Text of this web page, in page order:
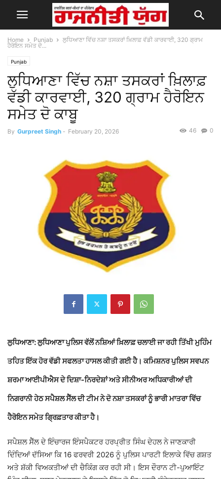
Home Punjab
ਲੁਧਿਆਣਾ ਵਿੱਚ ਨਸ਼ਾ ਤਸਕਰਾਂ ਖ਼ਿਲਾਫ਼ ਵੱਡੀ ਕਾਰਵਾਈ, 320 ਗ੍ਰਾਮ
ਹੈਰੋਇਨ ਸਮੇਤ ਦੋ...
Punjab
ਲੁਧਿਆਣਾ ਵਿੱਚ ਨਸ਼ਾ ਤਸਕਰਾਂ ਖ਼ਿਲਾਫ਼
ਵੱਡੀ ਕਾਰਵਾਈ, 320 ਗ੍ਰਾਮ ਹੈਰੋਇਨ
ਸਮੇਤ ਦੋ ਕਾਬੂ
By Gurpreet Singh - February 20, 2026 0
46
ਲੁਧਿਆਣਾ:ਲੁਧਿਆਣਾ ਪੁਲਿਸਵੱਲੋਂ ਨਸ਼ਿਆਂ ਖ਼ਿਲਾਫ਼ ਚਲਾਈ ਜਾ ਰਹੀ ਤਿੱਖੀ ਮੁਹਿੰਮ
ਤਹਿਤ ਇੱਕ ਹੋਰ ਵੱਡੀ ਸਫਲਤਾ ਹਾਸਲ ਕੀਤੀ ਗਈ ਹੈ। ਕਮਿਸ਼ਨਰ ਪੁਲਿਸਸਵਪਨ
ਸ਼ਰਮਾ ਆਈਪੀਐਸ ਦੇ ਦਿਸ਼ਾ-ਨਿਰਦੇਸ਼ਾਂ ਅਤੇ ਸੀਨੀਅਰ ਅਧਿਕਾਰੀਆਂ ਦੀ
ਨਿਗਰਾਨੀ ਹੇਠ ਸਪੈਸ਼ਲ ਸੈੱਲ ਦੀ ਟੀਮ ਨੇ ਦੋ ਨਸ਼ਾ ਤਸਕਰਾਂ ਨੂੰ ਭਾਰੀ ਮਾਤਰਾ ਵਿੱਚ
ਹੈਰੋਇਨ ਸਮੇਤ ਗ੍ਰਿਫ਼ਤਾਰ ਕੀਤਾ ਹੈ।
ਸਪੈਸ਼ਲ ਸੈੱਲ ਦੇ ਇੰਚਾਰਜ ਇੰਸਪੈਕਟਰ ਹਰਪ੍ਰੀਤ ਸਿੰਘ ਦੇਹਲ ਨੇ ਜਾਣਕਾਰੀ
ਦਿੰਦਿਆਂ ਦੱਸਿਆ ਕਿ 16 ਫਰਵਰੀ 2026 ਨੂੰ ਪੁਲਿਸ ਪਾਰਟੀ ਇਲਾਕੇ ਵਿੱਚ ਗਸ਼ਤ
ਅਤੇ ਸ਼ੱਕੀ ਵਿਅਕਤੀਆਂ ਦੀ ਚੈਕਿੰਗ ਕਰ ਰਹੀ ਸੀ। ਇਸ ਦੌਰਾਨ ਟੀ-ਪੁਆਇੰਟ